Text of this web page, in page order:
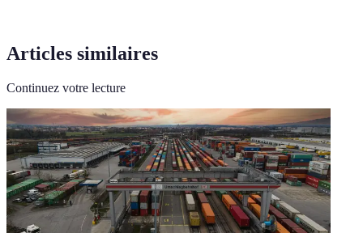
Articles similaires
Continuez votre lecture